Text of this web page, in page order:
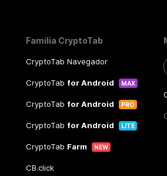
Familia CryptoTab
CryptoTab Navegador
CryptoTab for Android MAX
CryptoTab for Android PRO
CryptoTab for Android LITE
CryptoTab Farm NEW
CB.click